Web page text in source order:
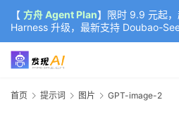
【 方舟 Agent Plan】限时 9.9 元起
Harness 升级，最新支持 Doubao-
K3（部分）、GLM-5.2
首页 提示词 图片 GPT-image-2